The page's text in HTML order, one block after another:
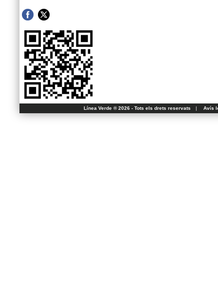
Línea Verde ® 2026 - Tots els drets reservats | Avís